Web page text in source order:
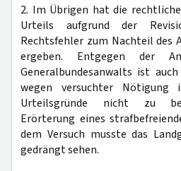
2. Im Übrigen hat die
Urteils aufgrund der
Rechtsfehler zum Nachteil des
ergeben. Entgegen der
Generalbundesanwalts ist
wegen versuchter
Urteilsgründe nicht zu
Erörterung eines
dem Versuch musste das
gedrängt sehen.